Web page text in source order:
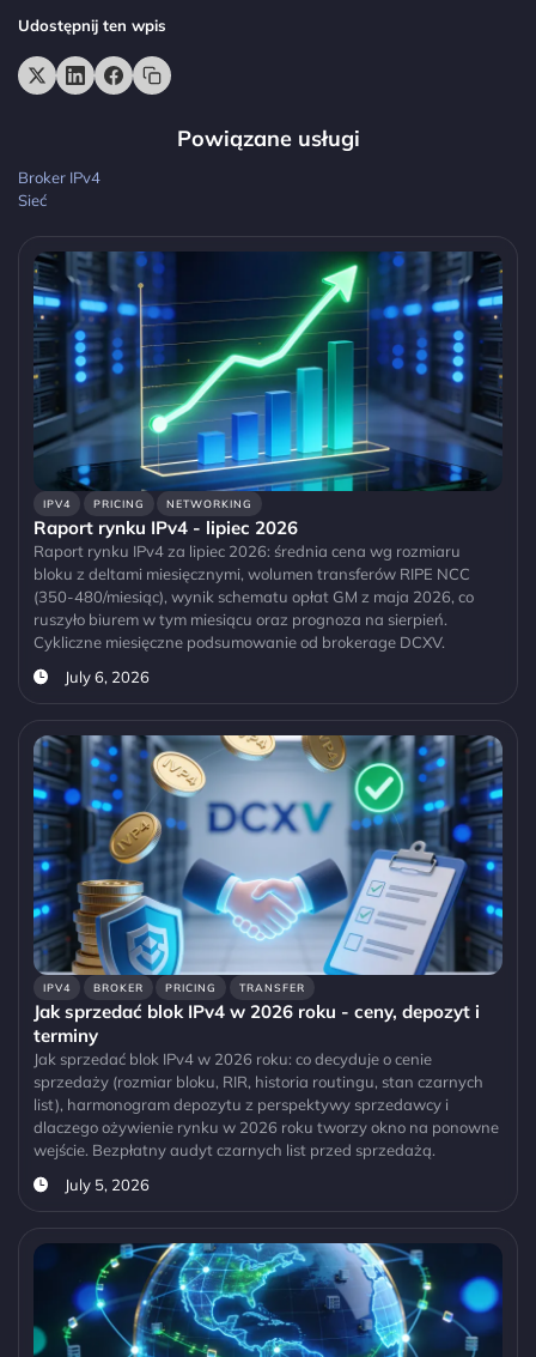
Udostępnij ten wpis
Powiązane usługi
Broker IPv4
Sieć
IPV4 PRICING NETWORKING
Raport rynku IPv4 - lipiec 2026
Raport rynku IPv4 za lipiec 2026: średnia cena wg rozmiaru
bloku z deltami miesięcznymi, wolumen transferów RIPE NCC
(350-480/miesiąc), wynik schematu opłat GM z maja 2026, co
ruszyło biurem w tym miesiącu oraz prognoza na sierpień.
Cykliczne miesięczne podsumowanie od brokerage DCXV.
July 6, 2026
IPV4 BROKER PRICING TRANSFER
Jak sprzedać blok IPv4 w 2026 roku - ceny, depozyt i
terminy
Jak sprzedać blok IPv4 w 2026 roku: co decyduje o cenie
sprzedaży (rozmiar bloku, RIR, historia routingu, stan czarnych
list), harmonogram depozytu z perspektywy sprzedawcy i
dlaczego ożywienie rynku w 2026 roku tworzy okno na ponowne
wejście. Bezpłatny audyt czarnych list przed sprzedażą.
July 5, 2026